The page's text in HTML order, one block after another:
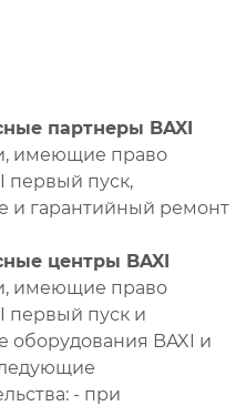
партнеры BAXI
имеющие право
первый пуск,
и гарантийный ремонт
центры BAXI
имеющие право
первый пуск и
оборудования BAXI и
- при